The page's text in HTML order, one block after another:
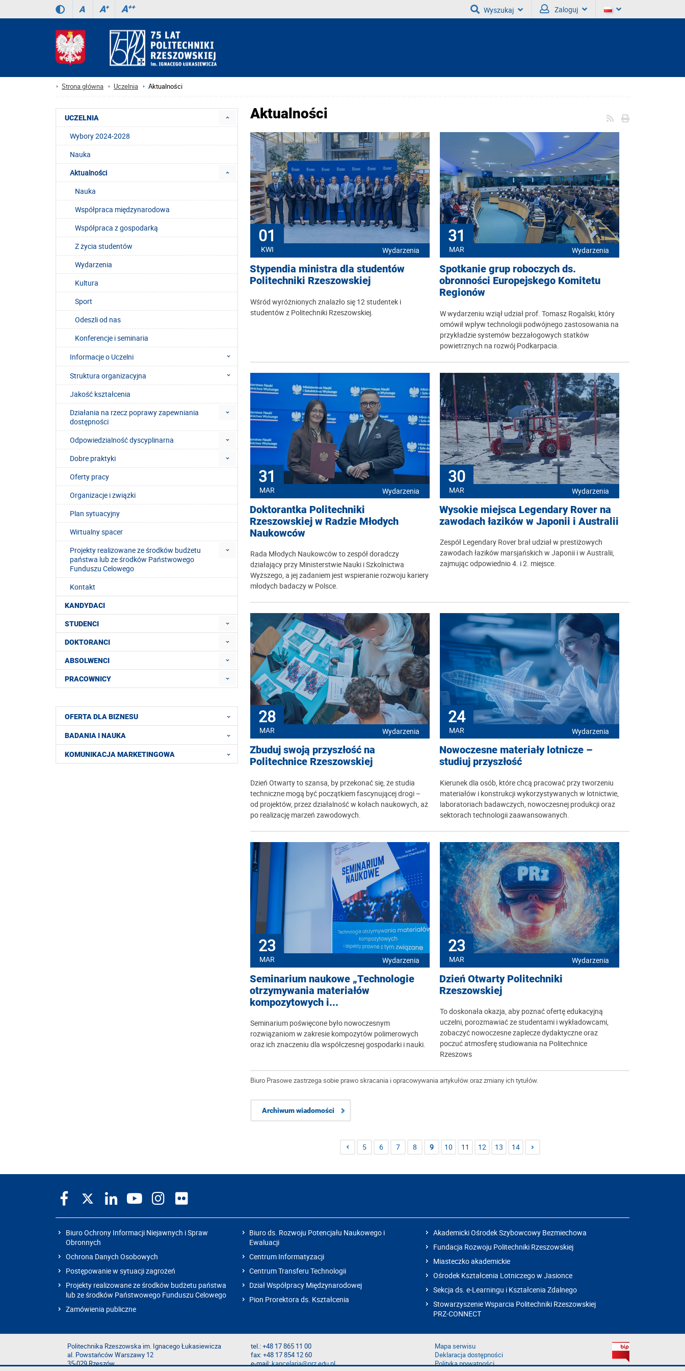
A A+ A++ Wyszukaj Zaloguj
Strona główna Uczelnia Aktualności
Aktualności
01
KWI Wydarzenia
Stypendia ministra dla studentów
Politechniki Rzeszowskiej
Wśród wyróżnionych znalazło się 12 studentek i
studentów z Politechniki Rzeszowskiej.
31
MAR Wydarzenia
Spotkanie grup roboczych ds.
obronności Europejskego Komitetu
Regionów
W wydarzeniu wziął udział prof. Tomasz Rogalski, który
omówił wpływ technologii podwójnego zastosowania na
przykładzie systemów bezzałogowych statków
powietrznych na rozwój Podkarpacia.
31
MAR Wydarzenia
Doktorantka Politechniki
Rzeszowskiej w Radzie Młodych
Naukowców
Rada Młodych Naukowców to zespół doradczy
działający przy Ministerstwie Nauki i Szkolnictwa
Wyższego, a jej zadaniem jest wspieranie rozwoju kariery
młodych badaczy w Polsce.
30
MAR Wydarzenia
Wysokie miejsca Legendary Rover na
zawodach łazików w Japonii i Australii
Zespół Legendary Rover brał udział w prestiżowych
zawodach łazików marsjańskich w Japonii i w Australii,
zajmując odpowiednio 4. i 2. miejsce.
28
MAR Wydarzenia
Zbuduj swoją przyszłość na
Politechnice Rzeszowskiej
Dzień Otwarty to szansa, by przekonać się, że studia
techniczne mogą być początkiem fascynującej drogi –
od projektów, przez działalność w kołach naukowych, aż
po realizację marzeń zawodowych.
24
MAR Wydarzenia
Nowoczesne materiały lotnicze –
studiuj przyszłość
Kierunek dla osób, które chcą pracować przy tworzeniu
materiałów i konstrukcji wykorzystywanych w lotnictwie,
laboratoriach badawczych, nowoczesnej produkcji oraz
sektorach technologii zaawansowanych.
23
MAR Wydarzenia
Seminarium naukowe „Technologie
otrzymywania materiałów
kompozytowych i...
Seminarium poświęcone było nowoczesnym
rozwiązaniom w zakresie kompozytów polimerowych
oraz ich znaczeniu dla współczesnej gospodarki i nauki.
23
MAR Wydarzenia
Dzień Otwarty Politechniki
Rzeszowskiej
To doskonała okazja, aby poznać ofertę edukacyjną
uczelni, porozmawiać ze studentami i wykładowcami,
zobaczyć nowoczesne zaplecze dydaktyczne oraz
poczuć atmosferę studiowania na Politechnice
Rzeszows
Biuro Prasowe zastrzega sobie prawo skracania i opracowywania artykułów oraz zmiany ich tytułów.
Archiwum wiadomości
5 6 7 8 9 10 11 12 13 14
UCZELNIA
Wybory 2024-2028
Nauka
Aktualności
Nauka
Współpraca międzynarodowa
Współpraca z gospodarką
Z życia studentów
Wydarzenia
Kultura
Sport
Odeszli od nas
Konferencje i seminaria
Informacje o Uczelni
Struktura organizacyjna
Jakość kształcenia
Działania na rzecz poprawy zapewniania
dostępności
Odpowiedzialność dyscyplinarna
Dobre praktyki
Oferty pracy
Organizacje i związki
Plan sytuacyjny
Wirtualny spacer
Projekty realizowane ze środków budżetu
państwa lub ze środków Państwowego
Funduszu Celowego
Kontakt
KANDYDACI
STUDENCI
DOKTORANCI
ABSOLWENCI
PRACOWNICY
OFERTA DLA BIZNESU
BADANIA I NAUKA
KOMUNIKACJA MARKETINGOWA
Biuro Ochrony Informacji Niejawnych i Spraw
Obronnych
Ochrona Danych Osobowych
Postępowanie w sytuacji zagrożeń
Projekty realizowane ze środków budżetu państwa
lub ze środków Państwowego Funduszu Celowego
Zamówienia publiczne
Biuro ds. Rozwoju Potencjału Naukowego i
Ewaluacji
Centrum Informatyzacji
Centrum Transferu Technologii
Dział Współpracy Międzynarodowej
Pion Prorektora ds. Kształcenia
Akademicki Ośrodek Szybowcowy Bezmiechowa
Fundacja Rozwoju Politechniki Rzeszowskiej
Miasteczko akademickie
Ośrodek Kształcenia Lotniczego w Jasionce
Sekcja ds. e-Learningu i Kształcenia Zdalnego
Stowarzyszenie Wsparcia Politechniki Rzeszowskiej
PRZ-CONNECT
Politechnika Rzeszowska im. Ignacego Łukasiewicza
al. Powstańców Warszawy 12
35-029 Rzeszów
tel.: +48 17 865 11 00
fax: +48 17 854 12 60
e-mail:kancelaria@prz.edu.pl
Mapa serwisu
Deklaracja dostępności
Polityka prywatności